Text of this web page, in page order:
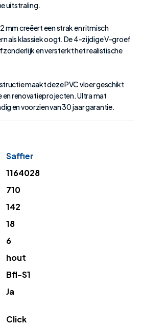
uitstraling.
mm creëert een strak en ritmisch
als klassiek oogt. De 4-zijdige V-groef
en versterkt het realistische
maakt deze PVC vloer geschikt
en renovatieprojecten. Ultra mat
en voorzien van 30 jaar garantie.
Saffier
1164028
710
142
18
6
hout
Bfl-S1
Ja
Click